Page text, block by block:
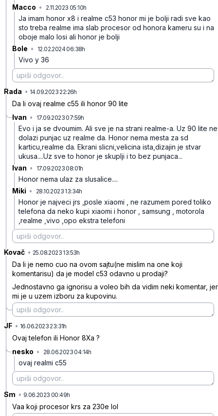
Macco • 2.11.2023 05:10h
Ja imam honor x8 i realme c53 honor mi je bolji radi sve kao
sto treba realme ima slab procesor od honora kameru su i na
oboje malo losi ali honor je bolji
Bole • 12.02.2024 06:38h
Vivo y 36
Rada • 14.09.2023 22:26h
Da li ovaj realme c55 ili honor 90 lite
Ivan • 17.09.2023 07:59h
Evo i ja se dvoumim. Ali sve je na strani realme-a. Uz 90 lite ne
dolazi punjac uz realme da. Honor nema mesta za sd
karticu,realme da. Ekrani slicni,velicina ista,dizajin je stvar
ukusa....Uz sve to honor je skuplji i to bez punjaca...
Ivan • 17.09.2023 08:01h
Honor nema ulaz za slusalice....
Miki • 28.10.2023 13:34h
Honor je najveci jrs ,posle xiaomi , ne razumem pored toliko
telefona da neko kupi xiaomi i honor , samsung , motorola
,realme ,vivo ,opo ekstra telefoni
Kovač • 25.08.2023 13:53h
Da li je nemo cuo na ovom sajtu(ne mislim na one koji
komentarisu) da je model c53 odavno u prodaji?
Jednostavno ga ignorisu a voleo bih da vidim neki komentar, jer
mi je u uzem izboru za kupovinu.
JF • 16.06.2023 23:31h
Ovaj telefon ili Honor 8Xa ?
nesko • 28.06.2023 04:14h
ovaj realmi c55
Sm • 9.06.2023 00:49h
Vaa koji procesor krs za 230e lol